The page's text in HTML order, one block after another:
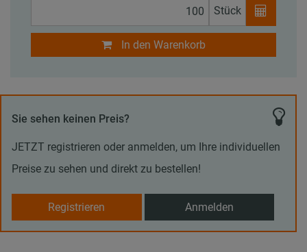
Stück
In den Warenkorb
Sie sehen keinen Preis?
JETZT registrieren oder anmelden, um Ihre individuellen
Preise zu sehen und direkt zu bestellen!
Registrieren Anmelden